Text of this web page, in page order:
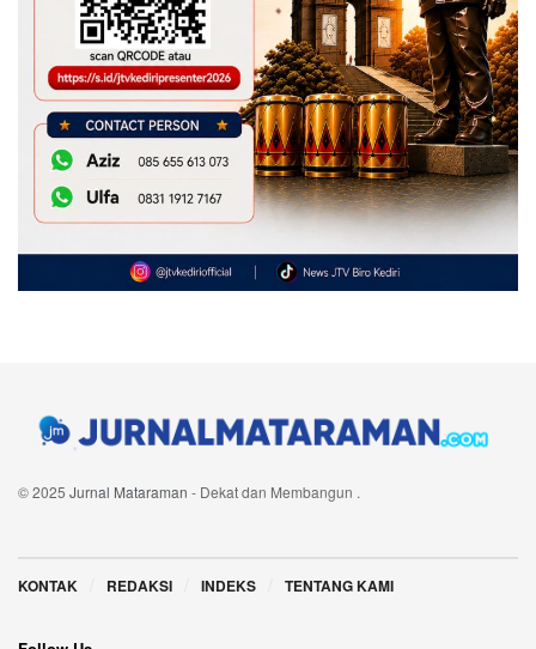
© 2025 Jurnal Mataraman - Dekat dan Membangun .
KONTAK REDAKSI INDEKS TENTANG KAMI